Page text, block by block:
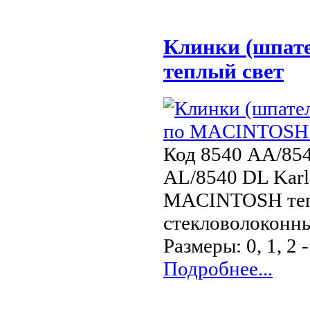
Клинки
теплый свет
Код 8540 AA/
AL/8540 DL
MACINTOSH
Размеры: 0, 1, 2
Подробнее...